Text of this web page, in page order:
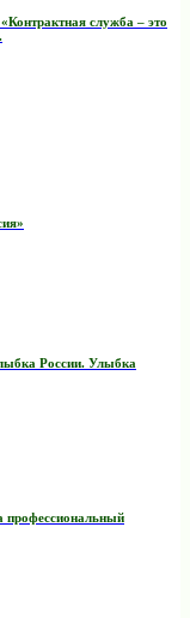
служба – это
России. Улыбка
профессиональный